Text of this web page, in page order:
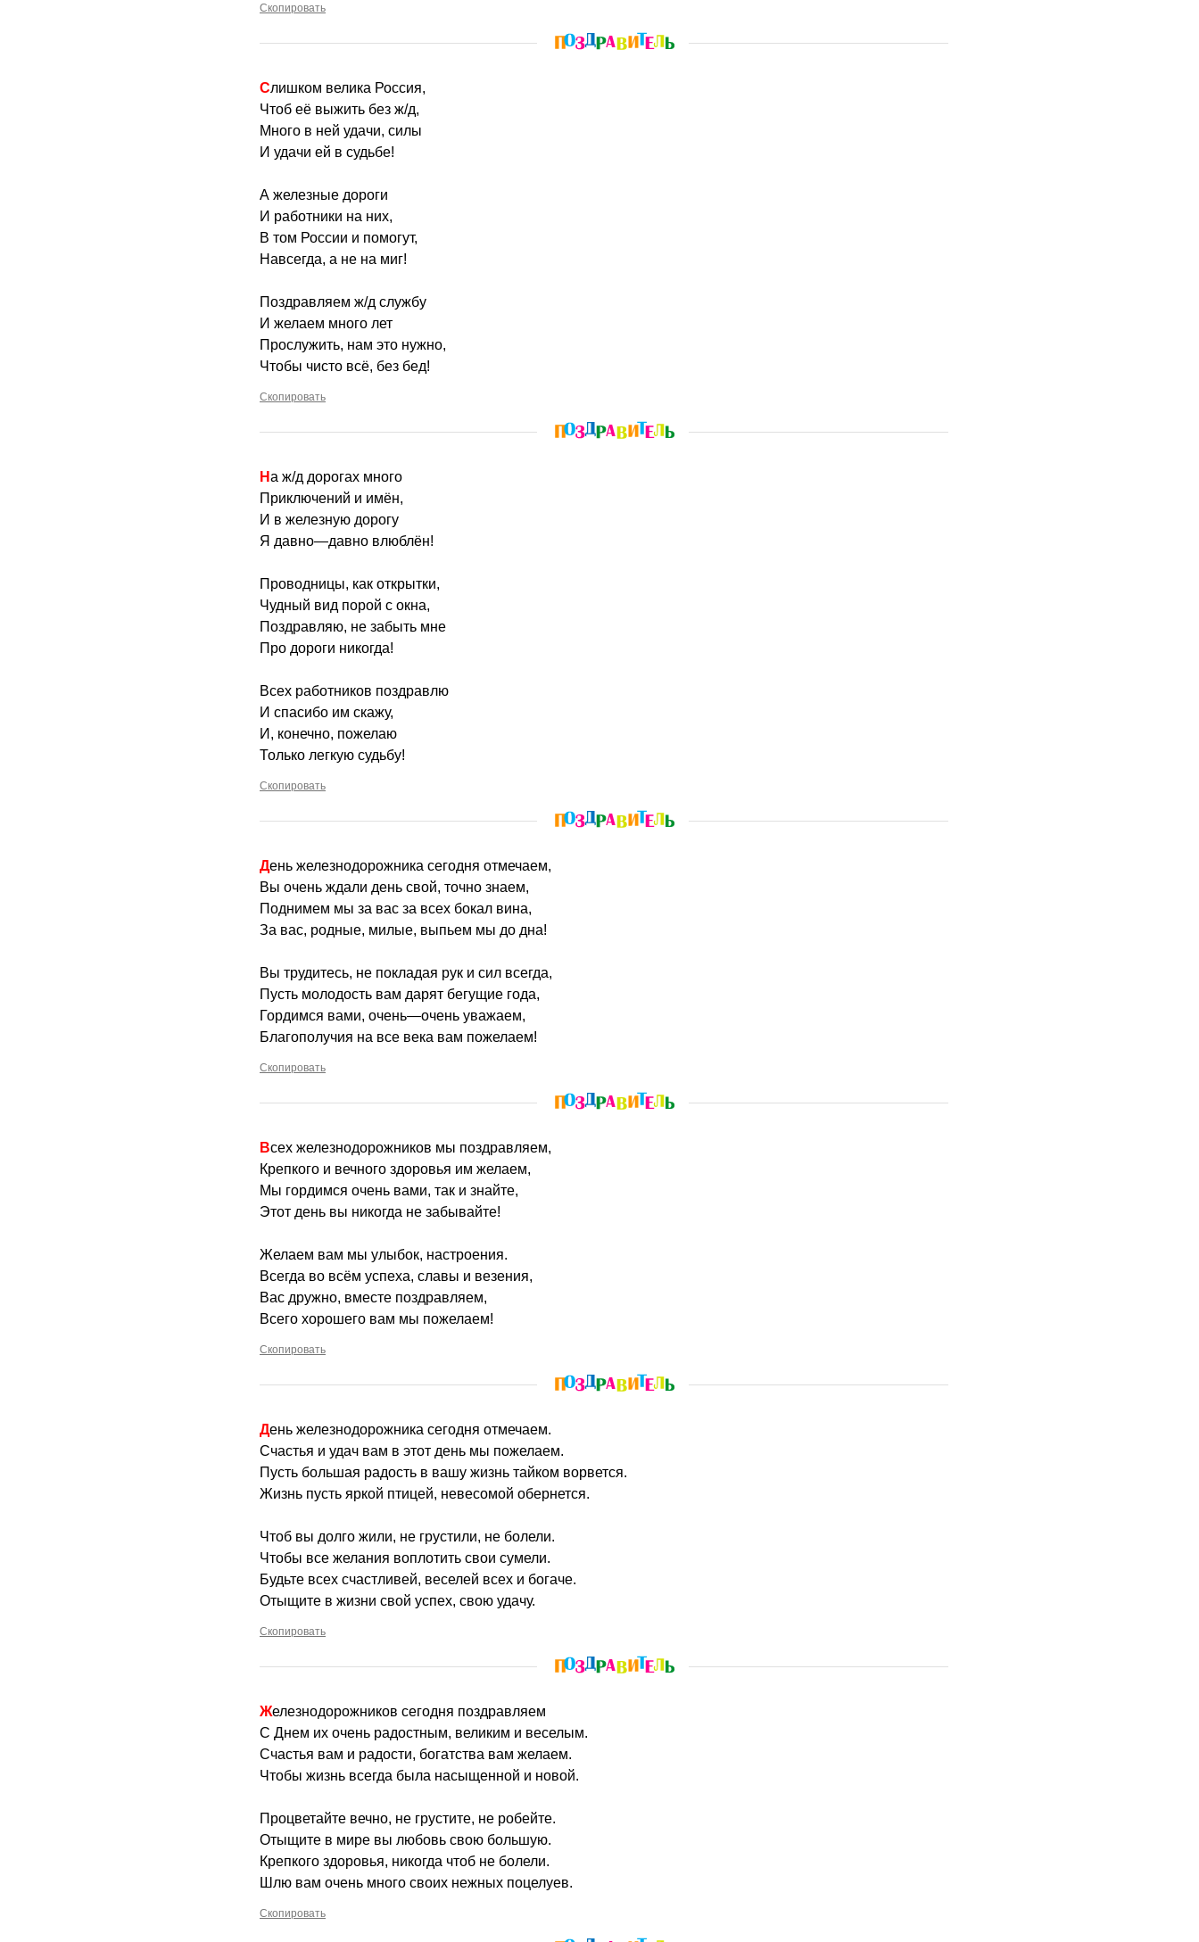
Скопировать
Слишком велика Россия,
Чтоб её выжить без ж/д,
Много в ней удачи, силы
И удачи ей в судьбе!
А железные дороги
И работники на них,
В том России и помогут,
Навсегда, а не на миг!
Поздравляем ж/д службу
И желаем много лет
Прослужить, нам это нужно,
Чтобы чисто всё, без бед!
Скопировать
На ж/д дорогах много
Приключений и имён,
И в железную дорогу
Я давно—давно влюблён!
Проводницы, как открытки,
Чудный вид порой с окна,
Поздравляю, не забыть мне
Про дороги никогда!
Всех работников поздравлю
И спасибо им скажу,
И, конечно, пожелаю
Только легкую судьбу!
Скопировать
День железнодорожника сегодня отмечаем,
Вы очень ждали день свой, точно знаем,
Поднимем мы за вас за всех бокал вина,
За вас, родные, милые, выпьем мы до дна!
Вы трудитесь, не покладая рук и сил всегда,
Пусть молодость вам дарят бегущие года,
Гордимся вами, очень—очень уважаем,
Благополучия на все века вам пожелаем!
Скопировать
Всех железнодорожников мы поздравляем,
Крепкого и вечного здоровья им желаем,
Мы гордимся очень вами, так и знайте,
Этот день вы никогда не забывайте!
Желаем вам мы улыбок, настроения.
Всегда во всём успеха, славы и везения,
Вас дружно, вместе поздравляем,
Всего хорошего вам мы пожелаем!
Скопировать
День железнодорожника сегодня отмечаем.
Счастья и удач вам в этот день мы пожелаем.
Пусть большая радость в вашу жизнь тайком ворвется.
Жизнь пусть яркой птицей, невесомой обернется.
Чтоб вы долго жили, не грустили, не болели.
Чтобы все желания воплотить свои сумели.
Будьте всех счастливей, веселей всех и богаче.
Отыщите в жизни свой успех, свою удачу.
Скопировать
Железнодорожников сегодня поздравляем
С Днем их очень радостным, великим и веселым.
Счастья вам и радости, богатства вам желаем.
Чтобы жизнь всегда была насыщенной и новой.
Процветайте вечно, не грустите, не робейте.
Отыщите в мире вы любовь свою большую.
Крепкого здоровья, никогда чтоб не болели.
Шлю вам очень много своих нежных поцелуев.
Скопировать